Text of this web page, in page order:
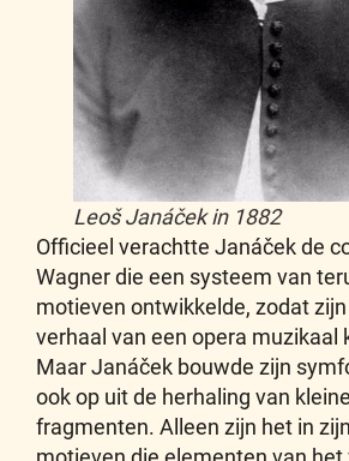
Leoš Janáček in 1882
Officieel verachtte Janáček de
Wagner die een systeem van
motieven ontwikkelde, zodat
verhaal van een opera muzikaal
Maar Janáček bouwde zijn
ook op uit de herhaling van
fragmenten. Alleen zijn het in